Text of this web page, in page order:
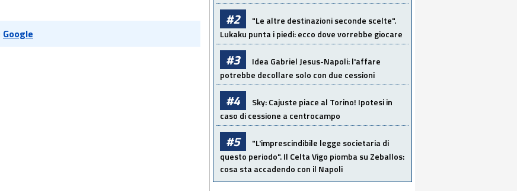
Google
#2
"Le altre destinazioni seconde scelte".
Lukaku punta i piedi: ecco dove vorrebbe giocare
#3
Idea Gabriel Jesus-Napoli: l'affare
potrebbe decollare solo con due cessioni
#4
Sky: Cajuste piace al Torino! Ipotesi in
caso di cessione a centrocampo
#5
"L'imprescindibile legge societaria di
questo periodo". Il Celta Vigo piomba su Zeballos:
cosa sta accadendo con il Napoli